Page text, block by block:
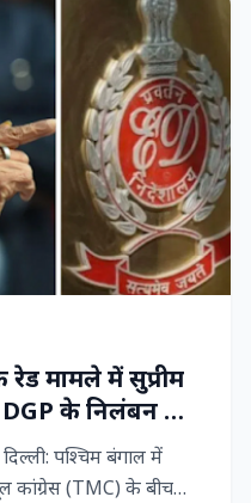
मामले में सुप्रीम
DGP के निलंबन की
छापेमारी
पश्चिम बंगाल में
कांग्रेस (TMC) के बीच